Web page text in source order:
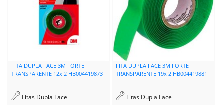
FITA DUPLA FACE 3M FORTE
TRANSPARENTE 12x 2 HB004419873
Fitas Dupla Face
FITA DUPLA FACE 3M FORTE
TRANSPARENTE 19x 2 HB004419881
Fitas Dupla Face